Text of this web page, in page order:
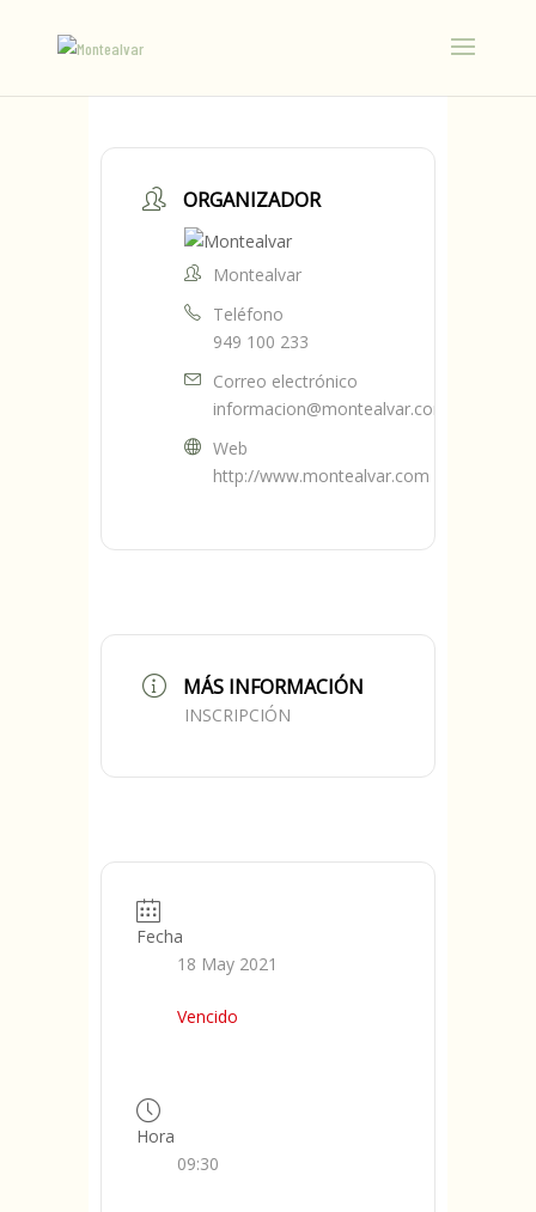
ORGANIZADOR
Montealvar
Teléfono
949 100 233
Correo electrónico
informacion@montealvar.com
Web
http://www.montealvar.com
MÁS INFORMACIÓN
INSCRIPCIÓN
Fecha
18 May 2021
Vencido
Hora
09:30